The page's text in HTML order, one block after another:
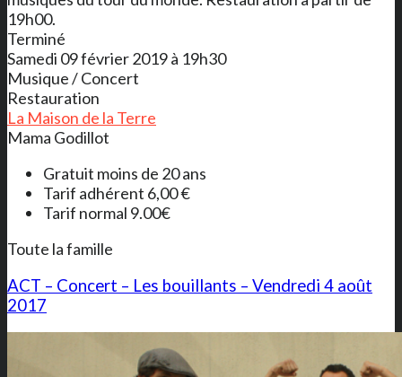
19h00.
Terminé
Samedi 09 février 2019 à 19h30
Musique / Concert
Restauration
La Maison de la Terre
Mama Godillot
Gratuit moins de 20 ans
Tarif adhérent 6,00 €
Tarif normal 9.00€
Toute la famille
ACT – Concert – Les bouillants – Vendredi 4 août
2017